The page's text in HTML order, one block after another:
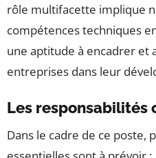
rôle multifacette implique
compétences techniques
une aptitude à encadrer et
entreprises dans leur
Les responsabilités
Dans le cadre de ce poste,